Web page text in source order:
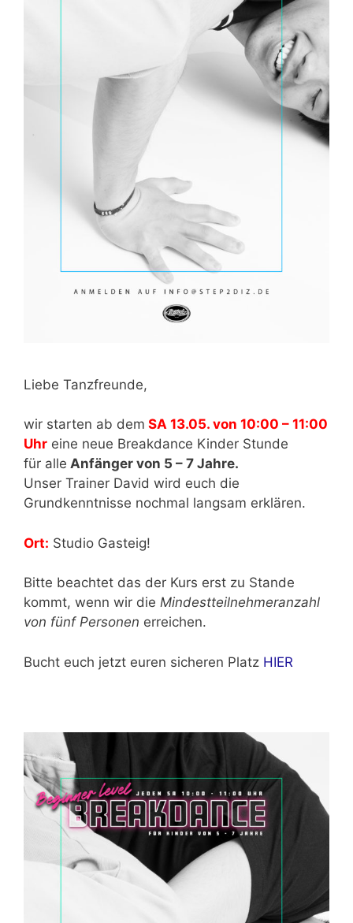
Liebe Tanzfreunde,
wir starten ab dem SA 13.05. von 10:00 – 11:00
Uhr eine neue Breakdance Kinder Stunde
für alle Anfänger von 5 – 7 Jahre.
Unser Trainer David wird euch die
Grundkenntnisse nochmal langsam erklären.
Ort: Studio Gasteig!
Bitte beachtet das der Kurs erst zu Stande
kommt, wenn wir die Mindestteilnehmeranzahl
von fünf Personen erreichen.
Bucht euch jetzt euren sicheren Platz HIER